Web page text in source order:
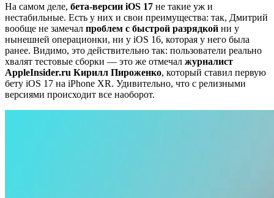
На самом деле, бета-версии iOS 17 не такие уж и
нестабильные. Есть у них и свои преимущества: так, Дмитрий
вообще не замечал проблем с быстрой разрядкой ни у
нынешней операционки, ни у iOS 16, которая у него была
ранее. Видимо, это действительно так: пользователи реально
хвалят тестовые сборки — это же отмечал журналист
AppleInsider.ru Кирилл Пироженко, который ставил первую
бету iOS 17 на iPhone XR. Удивительно, что с релизными
версиями происходит все наоборот.